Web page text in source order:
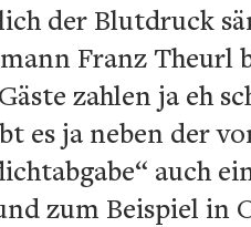
der Blutdruck
Franz Theurl
zahlen ja eh
es ja neben der
auch
zum Beispiel in